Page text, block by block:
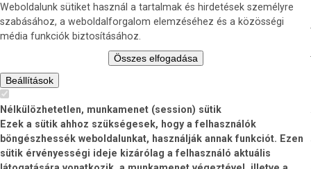
Weboldalunk sütiket használ a tartalmak és hirdetések személyre
szabásához, a weboldalforgalom elemzéséhez és a közösségi
média funkciók biztosításához.
Összes elfogadása
Beállítások
Nélkülözhetetlen, munkamenet (session) sütik
Ezek a sütik ahhoz szükségesek, hogy a felhasználók
böngészhessék weboldalunkat, használják annak funkciót. Ezen
sütik érvényességi ideje kizárólag a felhasználó aktuális